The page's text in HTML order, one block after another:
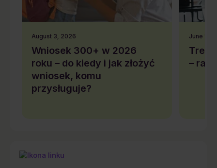
August 3, 2026
Wniosek 300+ w 2026
roku – do kiedy i jak złożyć
wniosek, komu
przysługuje?
June 10,
–